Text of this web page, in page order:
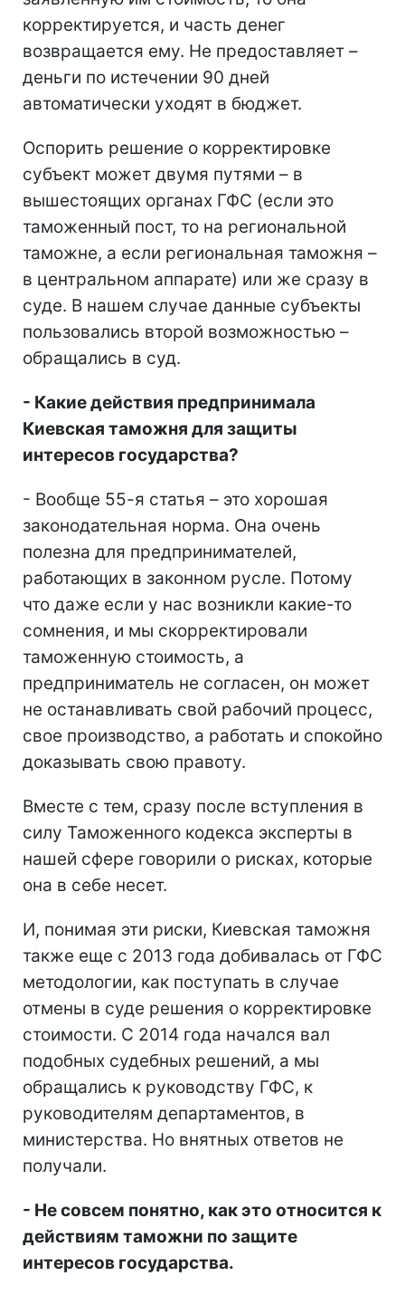
корректируется, и часть денег
возвращается ему. Не предоставляет –
деньги по истечении 90 дней
автоматически уходят в бюджет.
Оспорить решение о корректировке
субъект может двумя путями – в
вышестоящих органах ГФС (если это
таможенный пост, то на региональной
таможне, а если региональная таможня –
в центральном аппарате) или же сразу в
суде. В нашем случае данные субъекты
пользовались второй возможностью –
обращались в суд.
- Какие действия предпринимала
Киевская таможня для защиты
интересов государства?
- Вообще 55-я статья – это хорошая
законодательная норма. Она очень
полезна для предпринимателей,
работающих в законном русле. Потому
что даже если у нас возникли какие-то
сомнения, и мы скорректировали
таможенную стоимость, а
предприниматель не согласен, он может
не останавливать свой рабочий процесс,
свое производство, а работать и спокойно
доказывать свою правоту.
Вместе с тем, сразу после вступления в
силу Таможенного кодекса эксперты в
нашей сфере говорили о рисках, которые
она в себе несет.
И, понимая эти риски, Киевская таможня
также еще с 2013 года добивалась от ГФС
методологии, как поступать в случае
отмены в суде решения о корректировке
стоимости. С 2014 года начался вал
подобных судебных решений, а мы
обращались к руководству ГФС, к
руководителям департаментов, в
министерства. Но внятных ответов не
получали.
- Не совсем понятно, как это относится к
действиям таможни по защите
интересов государства.